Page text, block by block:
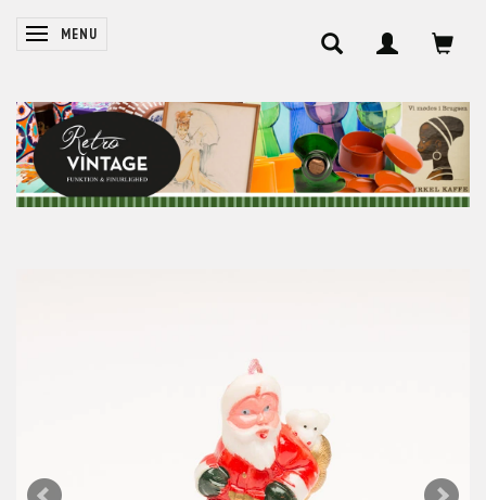
SKIFTE NAVIGATION
MENU